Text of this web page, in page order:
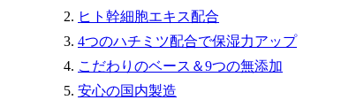
ヒト幹細胞エキス配合
4つのハチミツ配合で保湿力アップ
こだわりのベース＆9つの無添加
安心の国内製造